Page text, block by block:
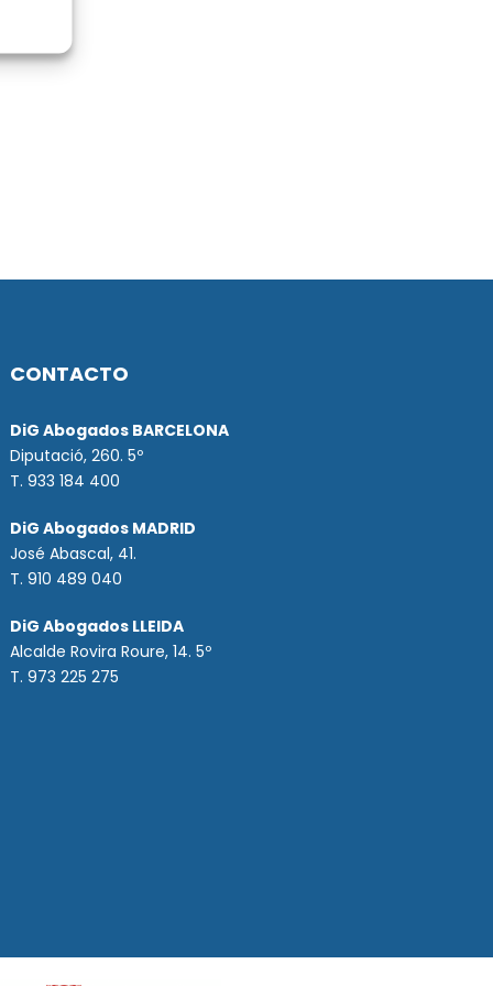
CONTACTO
DiG Abogados BARCELONA
Diputació, 260. 5º
T. 933 184 400
DiG Abogados MADRID
José Abascal, 41.
T.910 489 040
DiG Abogados LLEIDA
Alcalde Rovira Roure, 14. 5º
T. 973 225 275